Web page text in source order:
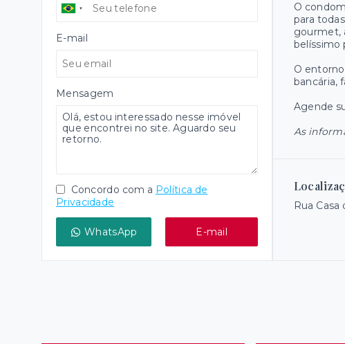
O
para
gourmet,
belíssimo
O
bancária,
Agende
As
Rua
E-mail
Mensagem
Concordo com a Política de
Privacidade
WhatsApp E-mail